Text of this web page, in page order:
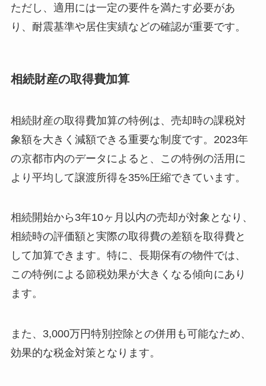
ただし、適用には一定の要件を満たす必要があ
り、耐震基準や居住実績などの確認が重要です。
相続財産の取得費加算
相続財産の取得費加算の特例は、売却時の課税対
象額を大きく減額できる重要な制度です。2023年
の京都市内のデータによると、この特例の活用に
より平均して譲渡所得を35%圧縮できています。
相続開始から3年10ヶ月以内の売却が対象となり、
相続時の評価額と実際の取得費の差額を取得費と
して加算できます。特に、長期保有の物件では、
この特例による節税効果が大きくなる傾向にあり
ます。
また、3,000万円特別控除との併用も可能なため、
効果的な税金対策となります。